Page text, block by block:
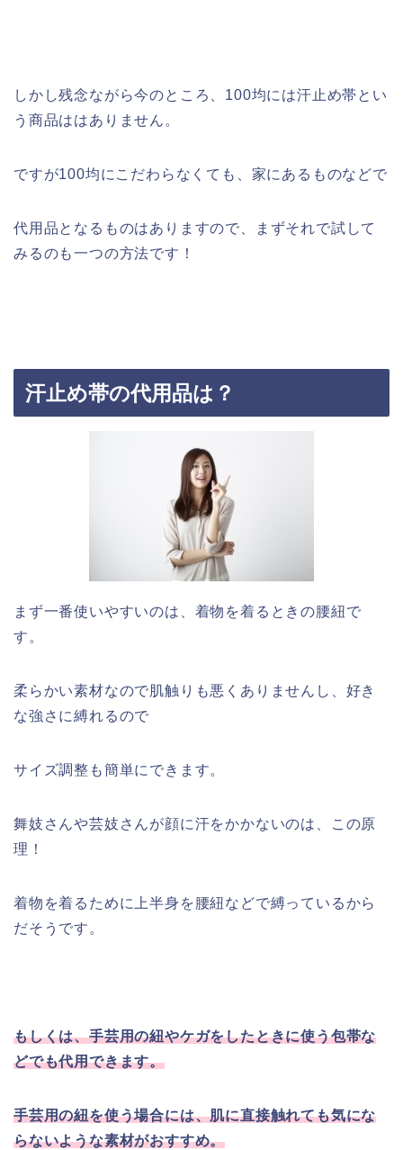
しかし残念ながら今のところ、100均には汗止め帯とい
う商品ははありません。
ですが100均にこだわらなくても、家にあるものなどで
代用品となるものはありますので、まずそれで試して
みるのも一つの方法です！
汗止め帯の代用品は？
まず一番使いやすいのは、着物を着るときの腰紐で
す。
柔らかい素材なので肌触りも悪くありませんし、好き
な強さに縛れるので
サイズ調整も簡単にできます。
舞妓さんや芸妓さんが顔に汗をかかないのは、この原
理！
着物を着るために上半身を腰紐などで縛っているから
だそうです。
もしくは、手芸用の紐やケガをしたときに使う包帯な
どでも代用できます。
手芸用の紐を使う場合には、肌に直接触れても気にな
らないような素材がおすすめ。